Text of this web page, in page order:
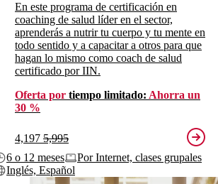
En este programa de certificación en
coaching de salud líder en el sector,
aprenderás a nutrir tu cuerpo y tu mente en
todo sentido y a capacitar a otros para que
hagan lo mismo como coach de salud
certificado por IIN.
Oferta por tiempo limitado: Ahorra un
30 %
4,197 5,995
6 o 12 meses
Por Internet, clases grupales
Inglés, Español